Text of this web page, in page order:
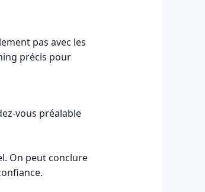
pas avec les
précis pour
vous préalable
On peut conclure